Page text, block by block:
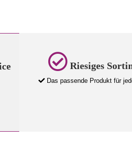
Riesiges
Das passende Produkt für